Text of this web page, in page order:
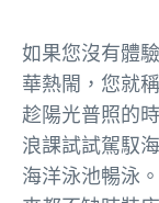
如果您沒有體
華熱閙，您就
趁陽光普照的
浪課試試駕馭
海洋泳池暢泳